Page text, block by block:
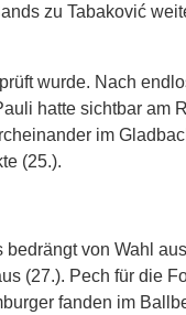
zu Tabaković
wurde. Nach
hatte sichtbar am
im
(25.).
von Wahl
(27.). Pech für die
fanden im